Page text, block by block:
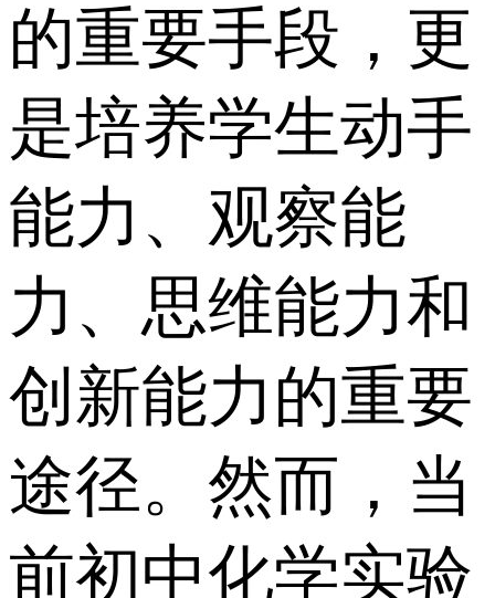
的重要手段，更
是培养学生动手
能力、观察能
力、思维能力和
创新能力的重要
途径。然而，当
前初中化学实验